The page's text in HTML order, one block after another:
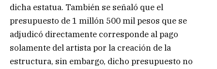
dicha estatua. También se señaló que el
presupuesto de 1 millón 500 mil pesos que se
adjudicó directamente corresponde al pago
solamente del artista por la creación de la
estructura, sin embargo, dicho presupuesto no